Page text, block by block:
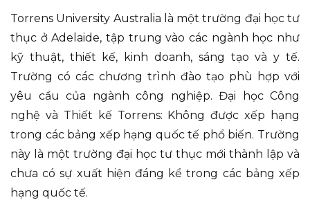
Torrens University Australia là một trường đại học tư
thục ở Adelaide, tập trung vào các ngành học như
kỹ thuật, thiết kế, kinh doanh, sáng tạo và y tế.
Trường có các chương trình đào tạo phù hợp với
yêu cầu của ngành công nghiệp. Đại học Công
nghệ và Thiết kế Torrens: Không được xếp hạng
trong các bảng xếp hạng quốc tế phổ biến. Trường
này là một trường đại học tư thục mới thành lập và
chưa có sự xuất hiện đáng kể trong các bảng xếp
hạng quốc tế.